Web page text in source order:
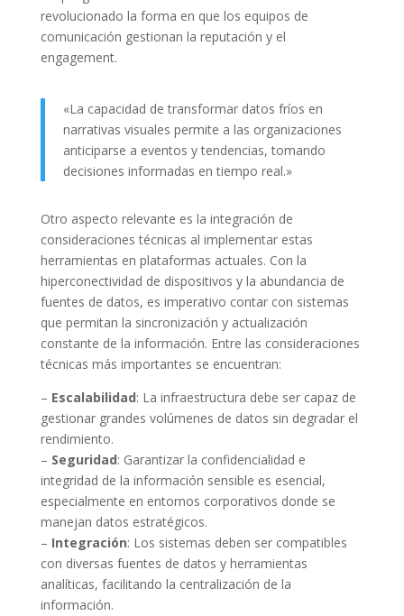
revolucionado la forma en que los equipos de
comunicación gestionan la reputación y el
engagement.
«La capacidad de transformar datos fríos en
narrativas visuales permite a las organizaciones
anticiparse a eventos y tendencias, tomando
decisiones informadas en tiempo real.»
Otro aspecto relevante es la integración de
consideraciones técnicas al implementar estas
herramientas en plataformas actuales. Con la
hiperconectividad de dispositivos y la abundancia de
fuentes de datos, es imperativo contar con sistemas
que permitan la sincronización y actualización
constante de la información. Entre las consideraciones
técnicas más importantes se encuentran:
– Escalabilidad: La infraestructura debe ser capaz de
gestionar grandes volúmenes de datos sin degradar el
rendimiento.
– Seguridad: Garantizar la confidencialidad e
integridad de la información sensible es esencial,
especialmente en entornos corporativos donde se
manejan datos estratégicos.
– Integración: Los sistemas deben ser compatibles
con diversas fuentes de datos y herramientas
analíticas, facilitando la centralización de la
información.